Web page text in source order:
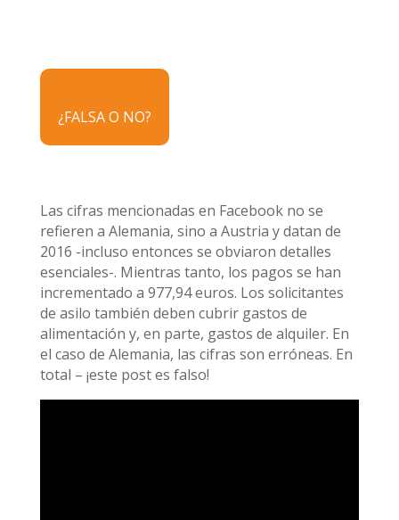
¿FALSA O NO?
Las cifras mencionadas en Facebook no se
refieren a Alemania, sino a Austria y datan de
2016 -incluso entonces se obviaron detalles
esenciales-. Mientras tanto, los pagos se han
incrementado a 977,94 euros. Los solicitantes
de asilo también deben cubrir gastos de
alimentación y, en parte, gastos de alquiler. En
el caso de Alemania, las cifras son erróneas. En
total – ¡este post es falso!